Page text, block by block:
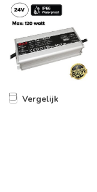
Vergelijk